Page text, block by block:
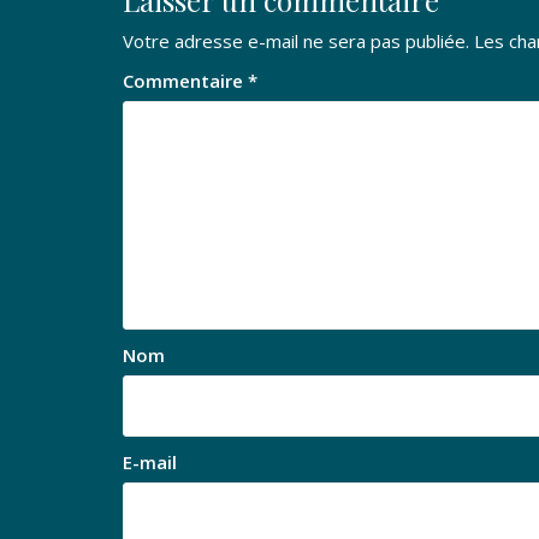
Votre adresse e-mail ne sera pas publiée. Les
Commentaire *
Nom
E-mail